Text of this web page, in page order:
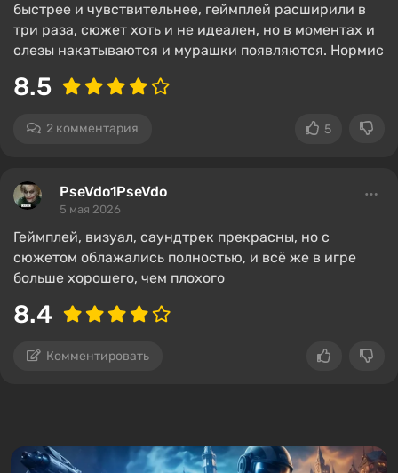
быстрее и чувствительнее, геймплей расширили в
три раза, сюжет хоть и не идеален, но в моментах и
слезы накатываются и мурашки появляются. Нормис
8.5
2 комментария 5
PseVdo1PseVdo
5 мая 2026
Геймплей, визуал, саундтрек прекрасны, но с
сюжетом облажались полностью, и всё же в игре
больше хорошего, чем плохого
8.4
Комментировать